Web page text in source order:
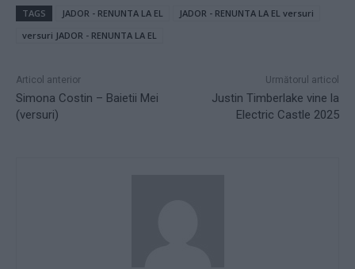
TAGS JADOR - RENUNTA LA EL
JADOR - RENUNTA LA EL versuri
versuri JADOR - RENUNTA LA EL
Articol anterior
Simona Costin – Baietii Mei
(versuri)
Următorul articol
Justin Timberlake vine la
Electric Castle 2025